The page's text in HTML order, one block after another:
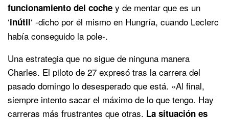
funcionamiento del coche y de mentar que es un
‘inútil‘ -dicho por él mismo en Hungría, cuando Leclerc
había conseguido la pole-.
Una estrategia que no sigue de ninguna manera
Charles. El piloto de 27 expresó tras la carrera del
pasado domingo lo desesperado que está. «Al final,
siempre intento sacar el máximo de lo que tengo. Hay
carreras más frustrantes que otras. La situación es